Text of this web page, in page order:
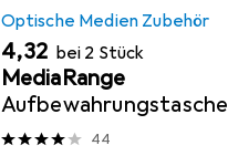
Optische Medien Zubehör
EUR
4,32 bei 2 Stück
MediaRange
Aufbewahrungstasche
44